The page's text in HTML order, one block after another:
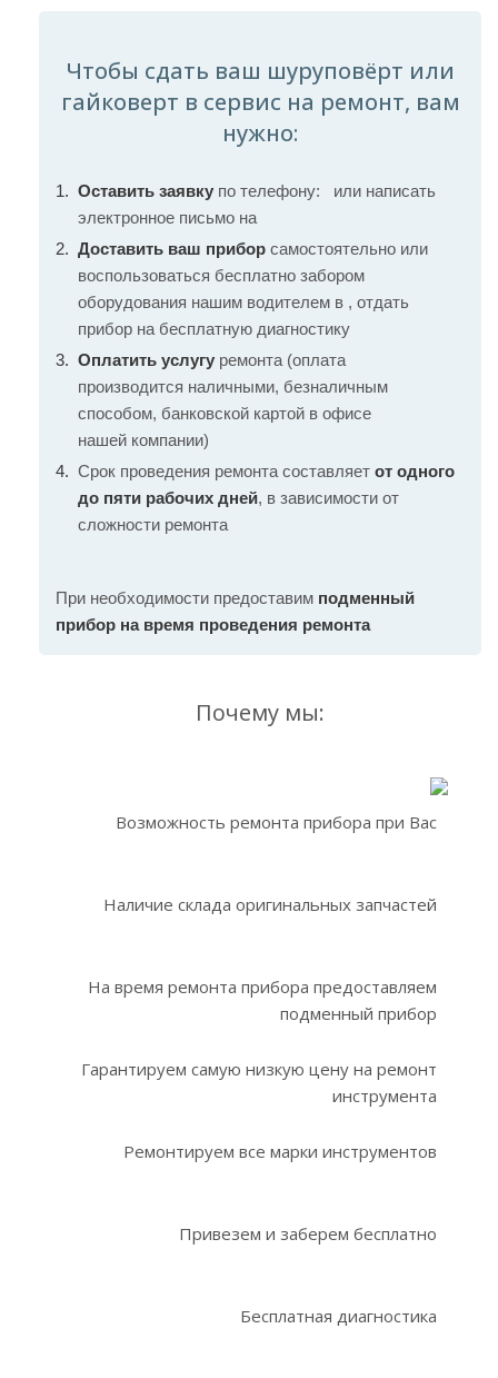
Чтобы сдать ваш шуруповёрт или
гайковерт в сервис на ремонт, вам
нужно:
Оставить заявку по телефону:
или написать
электронное письмо на
Доставить ваш прибор самостоятельно или
воспользоваться бесплатно забором
оборудования нашим водителем в , отдать
прибор на бесплатную диагностику
Оплатить услугу ремонта (оплата
производится наличными, безналичным
способом, банковской картой в офисе
нашей компании)
Срок проведения ремонта составляет от одного
до пяти рабочих дней, в зависимости от
сложности ремонта
При необходимости предоставим подменный
прибор на время проведения ремонта
Почему мы:
Возможность ремонта прибора при Вас
Наличие склада оригинальных запчастей
На время ремонта прибора предоставляем
подменный прибор
Гарантируем самую низкую цену на ремонт
инструмента
Ремонтируем все марки инструментов
Привезем и заберем бесплатно
Бесплатная диагностика